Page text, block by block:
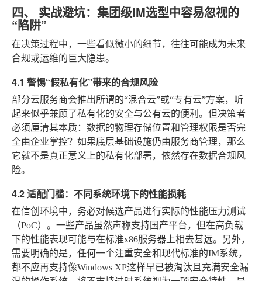
四、 实战避坑：集团级IM选型中容易忽视的
“陷阱”
在决策过程中，一些看似微小的细节，往往可能成为未来
合规或运维的巨大隐患。
4.1 警惕“假私有化”带来的合规风险
部分云服务商会推出所谓的“混合云”或“专有云”方案，听
起来似乎兼顾了私有化的安全与公有云的便利。但决策者
必须厘清其本质：数据的物理存储位置和管理权限是否完
全由企业掌控？如果底层基础设施仍由服务商管理，那么
它就不是真正意义上的私有化部署，依然存在数据合规风
险。
4.2 适配门槛：不同系统环境下的性能损耗
在信创环境中，务必对候选产品进行实际的性能压力测试
（PoC）。一些产品虽然声称支持国产平台，但在高负载
下的性能表现可能与在标准x86服务器上相去甚远。另外，
需要明确的是，任何一个注重安全和现代标准的IM系统，
都不应再支持像Windows XP这样早已被淘汰且充满安全漏